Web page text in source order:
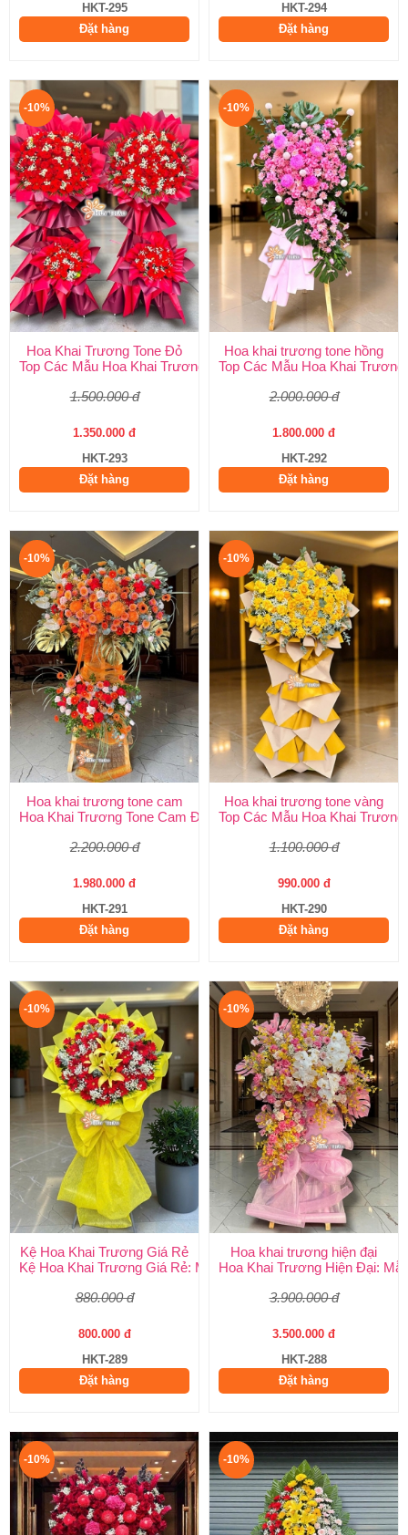
HKT-295
Đặt hàng
HKT-294
Đặt hàng
-10%
Hoa Khai Trương Tone Đỏ
Top Các Mẫu Hoa Khai Trương Tone Đỏ Đẹp, Sang Trọng, Giá
1.500.000 đ
1.350.000 đ
HKT-293
Đặt hàng
-10%
Hoa khai trương tone hồng
Top Các Mẫu Hoa Khai
2.000.000 đ
1.800.000 đ
HKT-292
Đặt hàng
-10%
Hoa khai trương tone cam
Hoa Khai Trương Tone Cam Đẹp, Sang Trọng, Rực Rỡ Nhất
2.200.000 đ
1.980.000 đ
HKT-291
Đặt hàng
-10%
Hoa khai trương tone vàng
Top Các Mẫu Hoa Khai
1.100.000 đ
990.000 đ
HKT-290
Đặt hàng
-10%
Kệ Hoa Khai Trương Giá Rẻ
Kệ Hoa Khai Trương Giá Rẻ: Mẫu Đẹp, Sang Trọng & Giao
880.000 đ
800.000 đ
HKT-289
Đặt hàng
-10%
Hoa khai trương hiện đại
Hoa Khai Trương Hiện Đại:
3.900.000 đ
3.500.000 đ
HKT-288
Đặt hàng
-10% -10%